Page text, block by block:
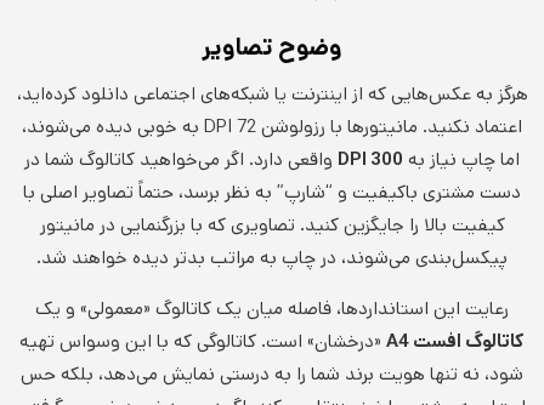
وضوح تصاویر
هرگز به عکس‌هایی که از اینترنت یا شبکه‌های اجتماعی دانلود کرده‌اید،
اعتماد نکنید. مانیتورها با رزولوشن 72 DPI به خوبی دیده می‌شوند،
اما چاپ نیاز به 300
DPI واقعی دارد. اگر می‌خواهید کاتالوگ شما در
دست مشتری باکیفیت و “شارپ” به نظر برسد، حتماً تصاویر اصلی با
کیفیت بالا را جایگزین کنید. تصاویری که با بزرگنمایی در مانیتور
پیکسل‌بندی می‌شوند، در چاپ به مراتب بدتر دیده خواهند شد.
رعایت این استانداردها، فاصله میان یک کاتالوگ «معمولی» و یک
کاتالوگ افستA4 «درخشان» است. کاتالوگی که با این وسواس تهیه
شود، نه تنها هویت برند شما را به درستی نمایش می‌دهد، بلکه حس